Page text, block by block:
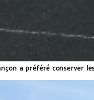
a préféré conserver